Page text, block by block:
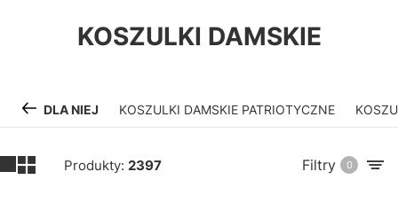
KOSZULKI DAMSKIE
DLA NIEJ KOSZULKI DAMSKIE PATRIOTYCZNE
Produkty: 2397 Filtry 0